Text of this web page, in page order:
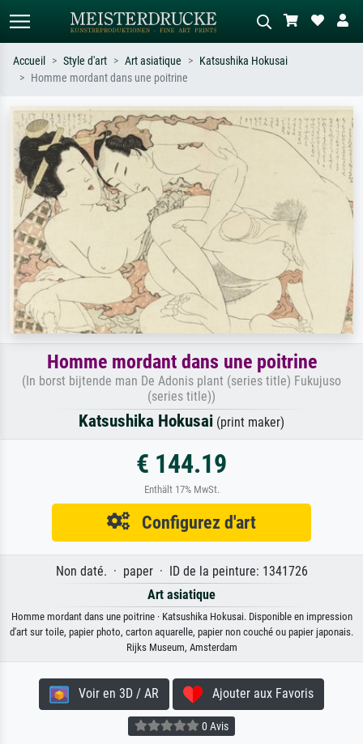
Recherchez par artiste, titre ou style –
ex. Monet, Nuit étoilée,
impressionnisme, vague de Hokusai,
nu.
Décrivez la scène – ex. prairie verte,
abstrait avec beaucoup de rouge,
tableau sombre, nu debout près d'un
Accueil Style d'art Art asiatique
Katsushika Hokusai
Homme mordant dans une poitrine
Homme mordant dans une poitrine
(In borst bijtende man De Adonis plant (series title) Fukujuso
(series title))
Katsushika Hokusai (print maker)
€ 144.19
Enthält 17% MwSt.
Configurez d'art
Non daté. · paper · ID de la peinture: 1341726
Art asiatique
Homme mordant dans une poitrine · Katsushika Hokusai. Disponible en impression
d'art sur toile, papier photo, carton aquarelle, papier non couché ou papier japonais.
Rijks Museum, Amsterdam
Voir en 3D / AR Ajouter aux Favoris
0 Avis